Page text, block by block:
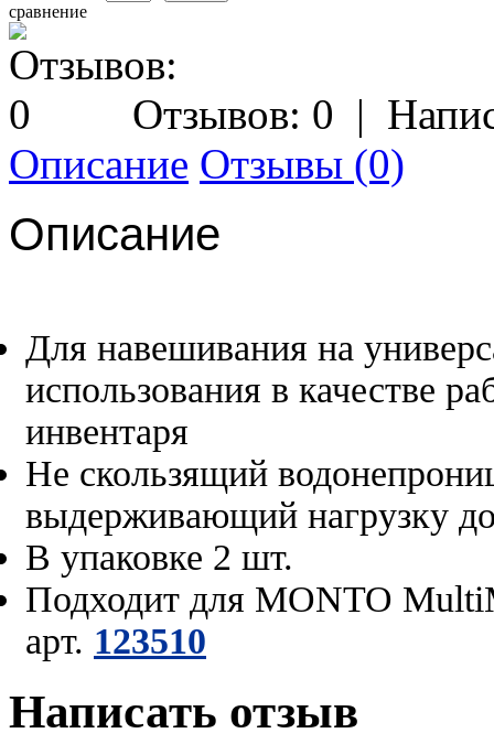
сравнение
Отзывов: 0 |
Описание Отзывы (0)
Описание
Для навешивания на
использования в качестве
инвентаря
Не скользящий
выдерживающий нагрузку
В упаковке 2 шт.
Подходит для MONTO
арт. 123510
Написать отзыв